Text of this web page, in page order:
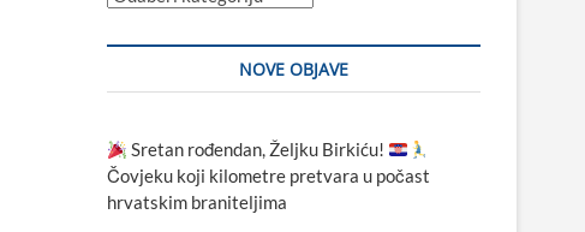
NOVE OBJAVE
Sretan rođendan, Željku Birkiću!
Čovjeku koji kilometre pretvara u počast
hrvatskim braniteljima